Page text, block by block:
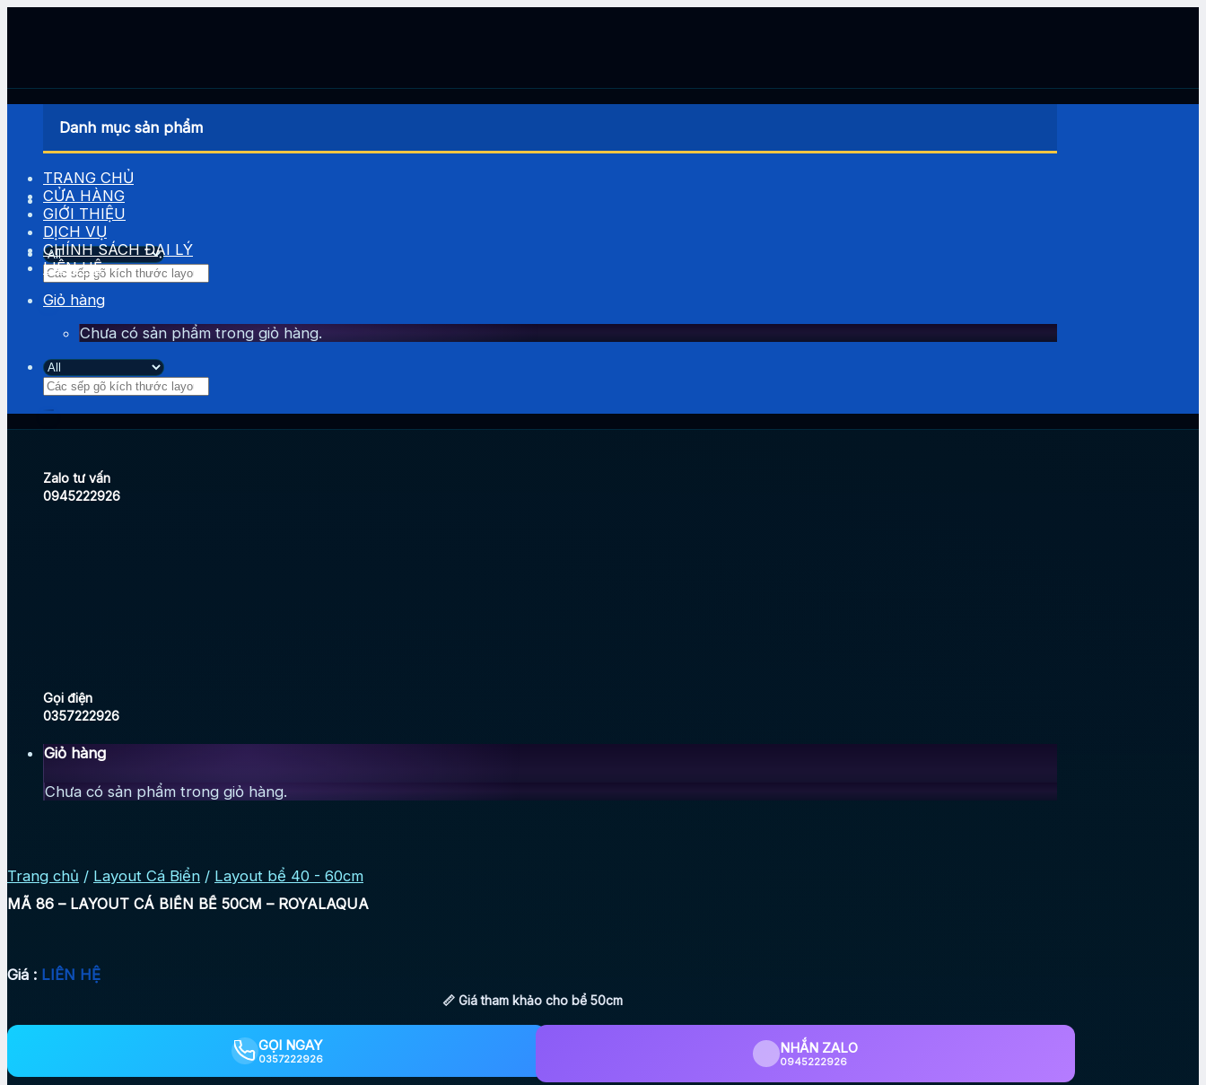
Tìm
kiếm:
Zalo tư vấn
0945222926
Gọi điện
0357222926
Giỏ hàng
Chưa có sản phẩm trong giỏ hàng.
Danh mục sản phẩm
TRANG CHỦ
CỬA HÀNG
GIỚI THIỆU
DỊCH VỤ
CHÍNH SÁCH ĐẠI LÝ
LIÊN HỆ
Giỏ hàng
Chưa có sản phẩm trong giỏ hàng.
Tìm
kiếm:
Trang chủ / Layout Cá Biển / Layout bể 40 - 60cm
MÃ 86 – LAYOUT CÁ BIỂN BỂ 50CM – ROYALAQUA
Giá : LIÊN HỆ
📏 Giá tham khảo cho bể 50cm
GỌI NGAY
0357222926
NHẮN ZALO
0945222926